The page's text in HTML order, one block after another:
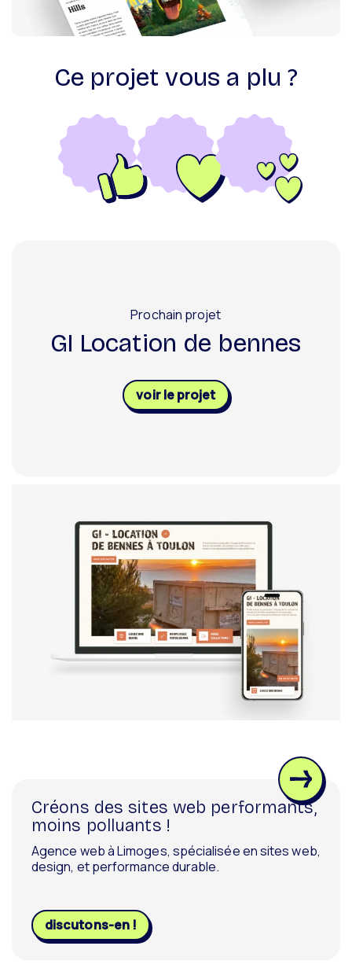
Ce projet vous a plu ?
J'aime J'adore J'adore énormément !
Prochain projet
GI Location de bennes
voir le projet
Créons des sites web performants,
moins polluants !
Agence web à Limoges, spécialisée en sites web,
design, et performance durable.
discutons-en !